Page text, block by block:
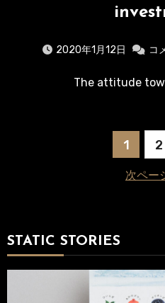
2020年1月12日 コ
The attitude
ペ
ー
1 2
次ペー
STATIC STORIES